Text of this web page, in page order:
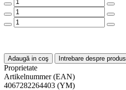
Adaugă in coş Intrebare despre produs
Proprietate
Artikelnummer (EAN)
4067282264403 (YM)